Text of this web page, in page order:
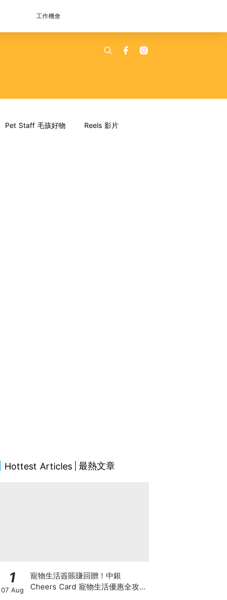
工作機會
Pet Staff 毛孩好物 Reels 影片
Hottest Articles 最熱文章
1
07 Aug
寵物生活簽賬賺回贈！中銀
Cheers Card 寵物生活優惠全攻